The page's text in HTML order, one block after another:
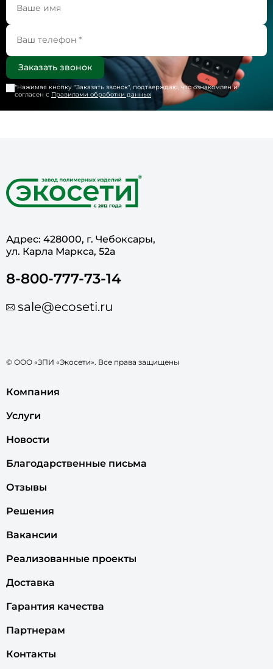
*Нажимая кнопку "Заказать звонок", подтверждаю, что ознакомлен и
согласен с Правилами обработки данных
Адрес: 428000, г. Чебоксары,
ул. Карла Маркса, 52а
8-800-777-73-14
sale@ecoseti.ru
© ООО «ЗПИ «Экосети». Все права защищены
Компания
Услуги
Новости
Благодарственные письма
Отзывы
Решения
Вакансии
Реализованные проекты
Доставка
Гарантия качества
Партнерам
Контакты